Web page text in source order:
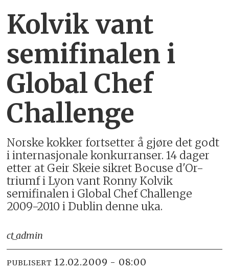
Kolvik vant
semifinalen i
Global Chef
Challenge
Norske kokker fortsetter å gjøre det godt
i internasjonale konkurranser. 14 dager
etter at Geir Skeie sikret Bocuse d'Or-
triumf i Lyon vant Ronny Kolvik
semifinalen i Global Chef Challenge
2009-2010 i Dublin denne uka.
ct_admin
PUBLISERT 12.02.2009 - 08:00